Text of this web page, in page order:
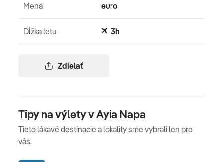
Zdielať
Mena euro
Dĺžka letu 3h
Tipy na výlety v Ayia Napa
Tieto lákavé destinacie a lokality sme vybrali len pre
vás.